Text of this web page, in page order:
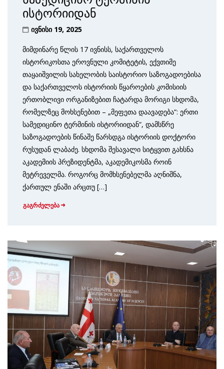
ისტორიიდან
ივნისი 19, 2025
მიმდინარე წლის 17 ივნისს, საქართველოს
ისტორიკოსთა ეროვნული კომიტეტის, ექვთიმე
თაყაიშვილის სახელობის საისტორიო საზოგადოებისა
და საქართველოს ისტორიის წყაროების კომისიის
ერთობლივი ორგანიზებით ჩატარდა მორიგი სხდომა,
რომელზეც მოხსენებით – „მეფეთა დაავადება“: ერთი
სამედიცინო ტერმინის ისტორიიდან“, დამსწრე
საზოგადოების წინაშე წარსდგა ისტორიის დოქტორი
რუსუდან ლაბაძე. სხდომა შესავალი სიტყვით გახსნა
აკადემიის პრეზიდენტმა, აკადემიკოსმა როინ
მეტრეველმა. როგორც მომხსენებელმა აღნიშნა,
ქართულ ენაში არცთუ […]
გაგრძელება